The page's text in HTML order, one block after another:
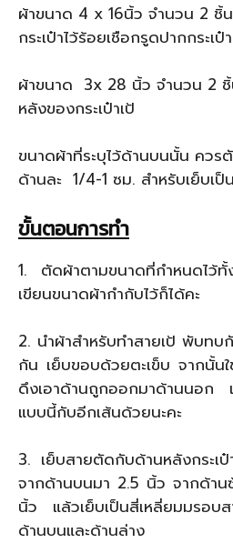
ผ้าขนาด 4 x 16นิ้ว จำนวน 2 ชิ้
กระเป๋าไว้ร้อยเชือกรูดปากกระเป๋า
ผ้าขนาด 3x 28 นิ้ว จำนวน 2 ชิ้
หลังของกระเป๋าเป้
ขนาดผ้าที่ระบุไว้ด้านบนนั้น ควร
ด้านละ 1/4-1 ซม. สำหรับเย็บเป็
ขั้นตอนการทำ
1. ตัดผ้าตามขนาดที่กำหนดไว้
เขียนขนาดผ้ากำกับไว้ก็ได้คะ
2. นำผ้าสำหรับทำสายเป้ พับทบ
กัน เย็บขอบด้วยตะเข็บ จากนั้น
ดึงเอาด้านถูกออกมาด้านนอก
แบบนี้กับอีกเส้นด้วยนะคะ
3. เย็บสายตัดกับด้านหลังกระเป๋
จากด้านบนมา 2.5 นิ้ว จากด้าน
นิ้ว แล้วเย็บเป็นสี่เหลี่ยมมรอบส
ด้านบนและด้านล่าง